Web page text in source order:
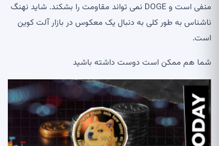
منفی است و DOGE نمی تواند مقاومت را بشکند. شاید نهنگ
ناشناس به طور کلی به دنبال یک معکوس در بازار آلت کوین
است.
شما هم ممکن است دوست داشته باشید